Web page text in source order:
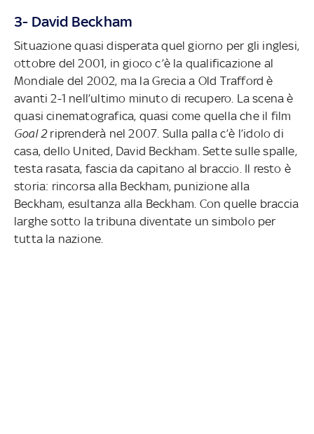
3- David Beckham
Situazione quasi disperata quel giorno per gli inglesi,
ottobre del 2001, in gioco c’è la qualificazione al
Mondiale del 2002, ma la Grecia a Old Trafford è
avanti 2-1 nell’ultimo minuto di recupero. La scena è
quasi cinematografica, quasi come quella che il film
Goal 2 riprenderà nel 2007. Sulla palla c’è l’idolo di
casa, dello United, David Beckham. Sette sulle spalle,
testa rasata, fascia da capitano al braccio. Il resto è
storia: rincorsa alla Beckham, punizione alla
Beckham, esultanza alla Beckham. Con quelle braccia
larghe sotto la tribuna diventate un simbolo per
tutta la nazione.